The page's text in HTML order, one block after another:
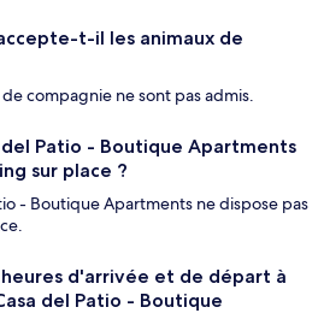
t-il les animaux de
compagnie ne sont pas admis.
del Patio - Boutique Apartments
sur place ?
- Boutique Apartments ne dispose pas
d'arrivée et de départ à
del Patio - Boutique